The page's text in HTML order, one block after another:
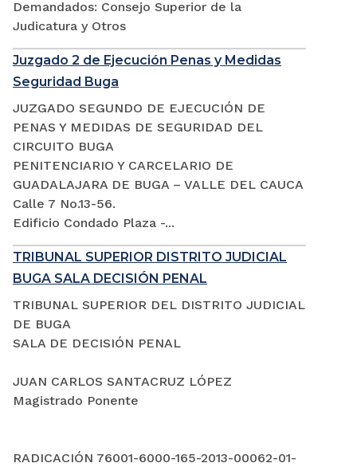
Demandados: Consejo Superior de la
Judicatura y Otros
Juzgado 2 de Ejecución Penas y Medidas
Seguridad Buga
JUZGADO SEGUNDO DE EJECUCIÓN DE
PENAS Y MEDIDAS DE SEGURIDAD DEL
CIRCUITO BUGA
PENITENCIARIO Y CARCELARIO DE
GUADALAJARA DE BUGA – VALLE DEL CAUCA
Calle 7 No.13-56.
Edificio Condado Plaza -...
TRIBUNAL SUPERIOR DISTRITO JUDICIAL
BUGA SALA DECISIÓN PENAL
TRIBUNAL SUPERIOR DEL DISTRITO JUDICIAL
DE BUGA
SALA DE DECISIÓN PENAL
JUAN CARLOS SANTACRUZ LÓPEZ
Magistrado Ponente
RADICACIÓN 76001-6000-165-2013-00062-01-